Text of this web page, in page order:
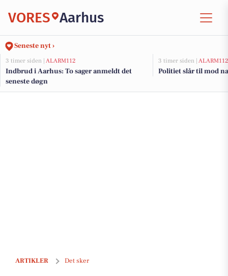
VORES Aarhus
Seneste nyt ›
3 timer siden | ALARM112
Indbrud i Aarhus: To sager anmeldt det
seneste døgn
3 timer siden | ALARM112
Politiet slår til mod
ARTIKLER Det sker
Oplev magisk aftenjul i Den Gamle By